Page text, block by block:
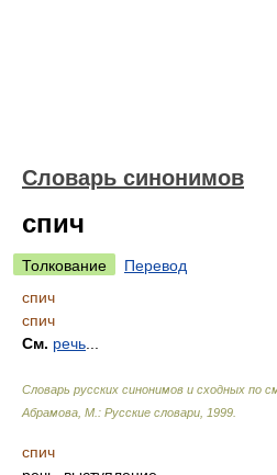
Словарь синонимов
спич
Толкование
Перевод
спич
спич
См. речь
Словарь русских синонимов и сходных по
Абрамова, М.: Русские словари 1999
спич